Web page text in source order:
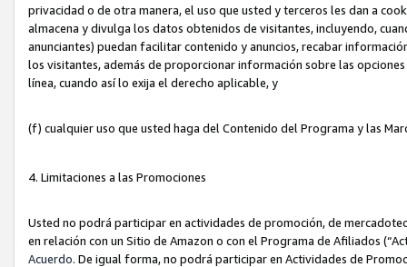
privacidad o de otra manera, el uso que usted y terceros les dan a
almacena y divulga los datos obtenidos de visitantes, incluyendo,
anunciantes) puedan facilitar contenido y anuncios, recabar
los visitantes, además de proporcionar información sobre las
línea, cuando así lo exija el derecho aplicable, y
(f) cualquier uso que usted haga del Contenido del Programa y las
4. Limitaciones a las Promociones
Usted no podrá participar en actividades de promoción, de
en relación con un Sitio de Amazon o con el Programa de Afiliados
Acuerdo. De igual forma, no podrá participar en Actividades de